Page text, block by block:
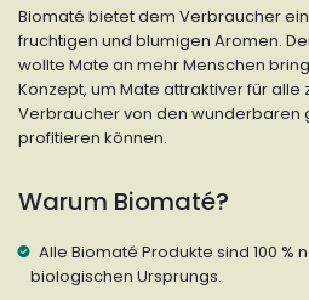
Biomaté bietet dem Verbraucher
fruchtigen und blumigen Aromen.
wollte Mate an mehr Menschen
Konzept, um Mate attraktiver für
Verbraucher von den wunderbaren
profitieren können.
Warum Biomaté?
Alle Biomaté Produkte sind 100 %
biologischen Ursprungs.